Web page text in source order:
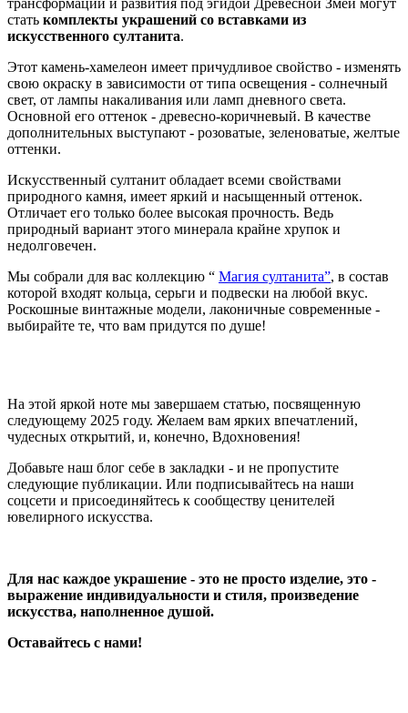
трансформаций и развития под эгидой Древесной Змеи могут
стать комплекты украшений со вставками из
искусственного султанита.
Этот камень-хамелеон имеет причудливое свойство - изменять
свою окраску в зависимости от типа освещения - солнечный
свет, от лампы накаливания или ламп дневного света.
Основной его оттенок - древесно-коричневый. В качестве
дополнительных выступают - розоватые, зеленоватые, желтые
оттенки.
Искусственный султанит обладает всеми свойствами
природного камня, имеет яркий и насыщенный оттенок.
Отличает его только более высокая прочность. Ведь
природный вариант этого минерала крайне хрупок и
недолговечен.
Мы собрали для вас коллекцию “ Магия султанита”, в состав
которой входят кольца, серьги и подвески на любой вкус.
Роскошные винтажные модели, лаконичные современные -
выбирайте те, что вам придутся по душе!
На этой яркой ноте мы завершаем статью, посвященную
следующему 2025 году. Желаем вам ярких впечатлений,
чудесных открытий, и, конечно, Вдохновения!
Добавьте наш блог себе в закладки - и не пропустите
следующие публикации. Или подписывайтесь на наши
соцсети и присоединяйтесь к сообществу ценителей
ювелирного искусства.
Для нас каждое украшение - это не просто изделие, это -
выражение индивидуальности и стиля, произведение
искусства, наполненное душой.
Оставайтесь с нами!